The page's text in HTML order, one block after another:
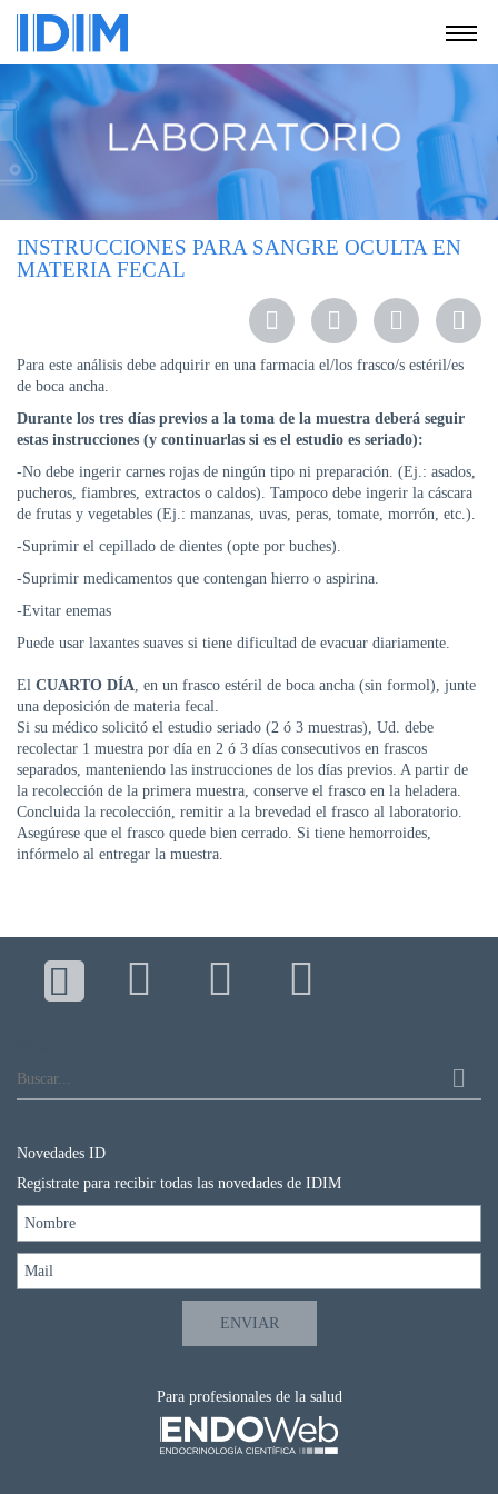
NOSOTROS
EDUCACIÓN
INSTRUCCIONES
PACIENTES
INVESTIGACIÓN
Y
HORARIOS
MODULO
DE
AUTOGESTIÓN
DE
TURNOS
4100
TURNOS
Y
RECETAS
ONLINE
INSTRUCCIONES PARA SANGRE OCULTA EN
MATERIA FECAL
Para este análisis debe adquirir en una farmacia el/los frasco/s estéril/es
de boca ancha.
Durante los tres días previos a la toma de la muestra deberá seguir
estas instrucciones (y continuarlas si es el estudio es seriado):
-No debe ingerir carnes rojas de ningún tipo ni preparación. (Ej.: asados,
pucheros, fiambres, extractos o caldos). Tampoco debe ingerir la cáscara
de frutas y vegetables (Ej.: manzanas, uvas, peras, tomate, morrón, etc.).
-Suprimir el cepillado de dientes (opte por buches).
-Suprimir medicamentos que contengan hierro o aspirina.
-Evitar enemas
Puede usar laxantes suaves si tiene dificultad de evacuar diariamente.
El CUARTO DÍA, en un frasco estéril de boca ancha (sin formol), junte
una deposición de materia fecal.
Si su médico solicitó el estudio seriado (2 ó 3 muestras), Ud. debe
recolectar 1 muestra por día en 2 ó 3 días consecutivos en frascos
separados, manteniendo las instrucciones de los días previos. A partir de
la recolección de la primera muestra, conserve el frasco en la heladera.
Concluida la recolección, remitir a la brevedad el frasco al laboratorio.
Asegúrese que el frasco quede bien cerrado. Si tiene hemorroides,
infórmelo al entregar la muestra.
Para profesionales de la salud
Novedades ID
Registrate para recibir todas las novedades de IDIM